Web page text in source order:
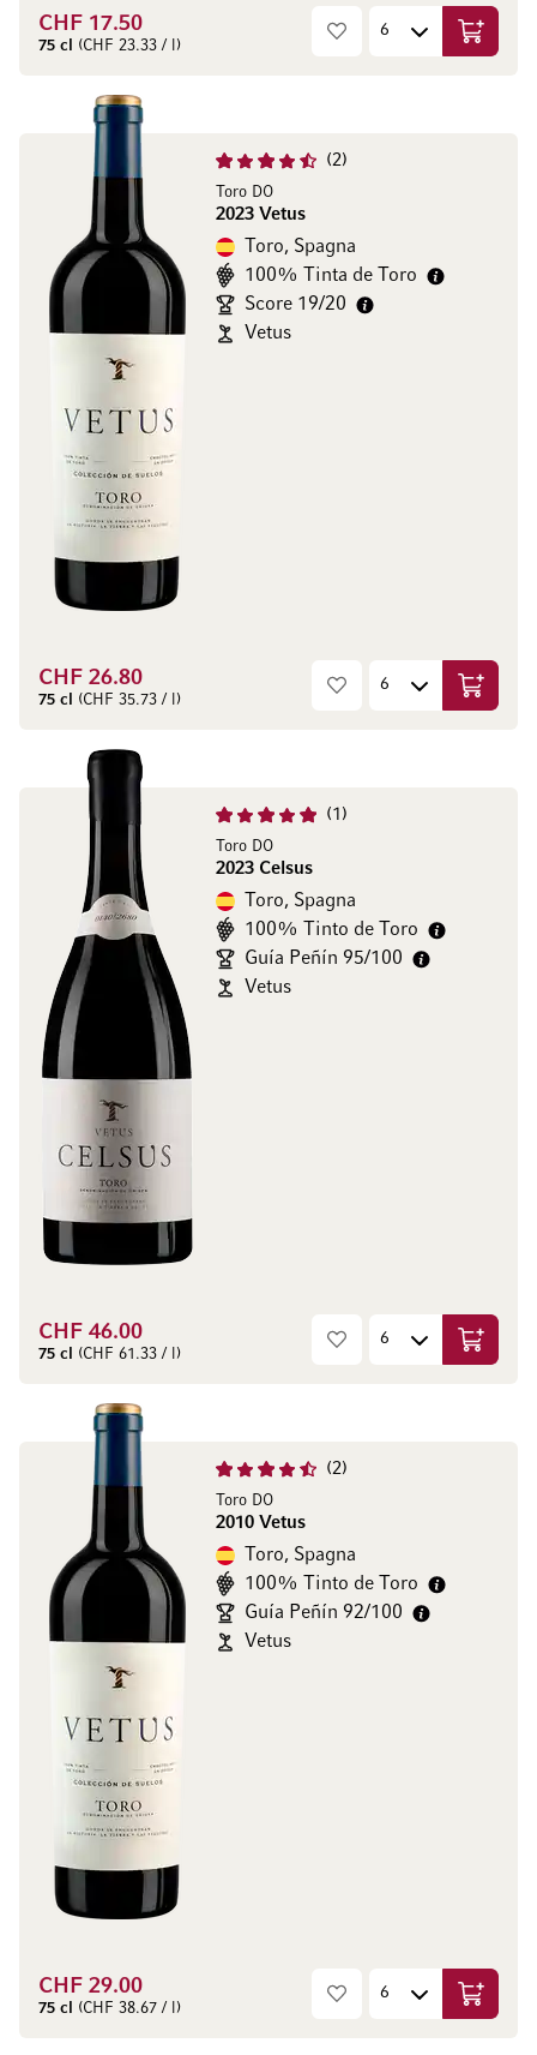
CHF 17.50
75 cl (CHF 23.33 / l)
2
Toro DO
2023 Vetus
Toro, Spagna
100% Tinta de Toro
Score 19/20
Vetus
CHF 26.80
75 cl (CHF 35.73 / l)
1
Toro DO
2023 Celsus
Toro, Spagna
100% Tinto de Toro
Guía Peñín 95/100
Vetus
CHF 46.00
75 cl (CHF 61.33 / l)
2
Toro DO
2010 Vetus
Toro, Spagna
100% Tinto de Toro
Guía Peñín 92/100
Vetus
CHF 29.00
75 cl (CHF 38.67 / l)